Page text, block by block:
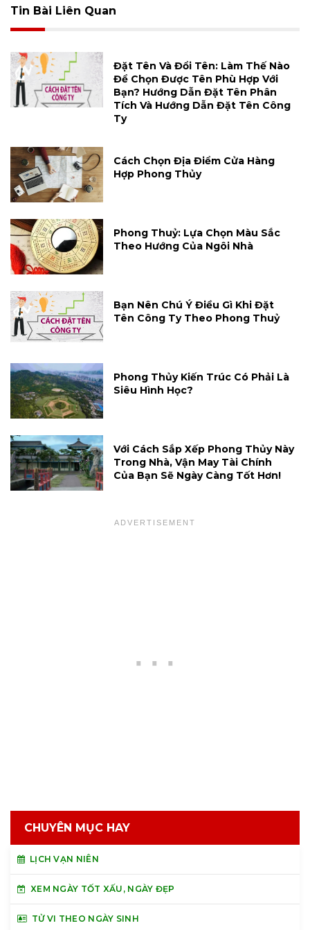
Tin Bài Liên Quan
Đặt Tên Và Đổi Tên: Làm Thế Nào
Để Chọn Được Tên Phù Hợp Với
Bạn? Hướng Dẫn Đặt Tên Phân
Tích Và Hướng Dẫn Đặt Tên Công
Ty
Cách Chọn Địa Điểm Cửa Hàng
Hợp Phong Thủy
Phong Thuỷ: Lựa Chọn Màu Sắc
Theo Hướng Của Ngôi Nhà
Bạn Nên Chú Ý Điều Gì Khi Đặt
Tên Công Ty Theo Phong Thuỷ
Phong Thủy Kiến Trúc Có Phải Là
Siêu Hình Học?
Với Cách Sắp Xếp Phong Thủy Này
Trong Nhà, Vận May Tài Chính
Của Bạn Sẽ Ngày Càng Tốt Hơn!
CHUYÊN MỤC HAY
LỊCH VẠN NIÊN
XEM NGÀY TỐT XẤU, NGÀY ĐẸP
TỬ VI THEO NGÀY SINH